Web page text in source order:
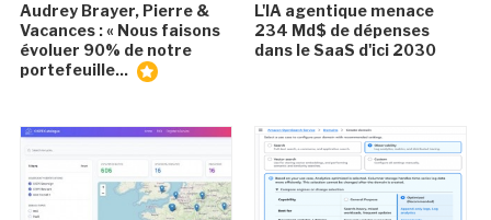
Audrey Brayer, Pierre &
Vacances : « Nous faisons
évoluer 90% de notre
portefeuille...
L'IA agentique menace
234 Md$ de dépenses
dans le SaaS d'ici 2030